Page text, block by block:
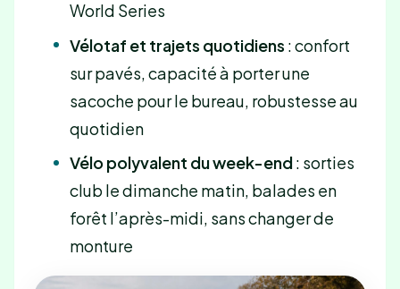
World Series
Vélotaf et trajets quotidiens : confort
sur pavés, capacité à porter une
sacoche pour le bureau, robustesse au
quotidien
Vélo polyvalent du week-end: sorties
club le dimanche matin, balades en
forêt l’après-midi, sans changer de
monture